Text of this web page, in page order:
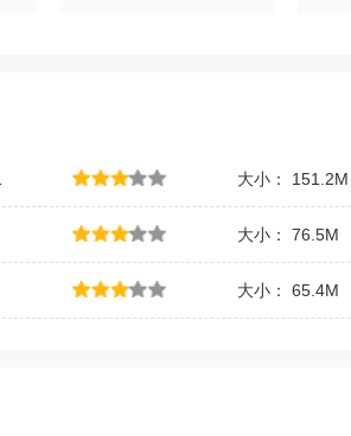
大小： 151.2M
大小： 76.5M
大小： 65.4M